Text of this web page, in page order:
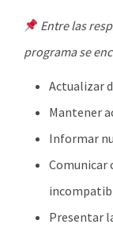
Entre las
programa se
Actualizar
Mantener
Informar
Comunicar
Presentar